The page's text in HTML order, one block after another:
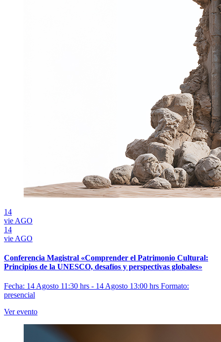
14
vie AGO
14
vie AGO
Conferencia Magistral «Comprender el Patrimonio Cultural:
Principios de la UNESCO, desafíos y perspectivas globales»
Fecha: 14 Agosto 11:30 hrs - 14 Agosto 13:00 hrs Formato:
presencial
Ver evento